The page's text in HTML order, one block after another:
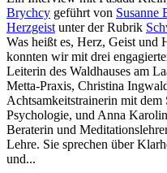
Brychcy geführt von Susanne
Herzgeist unter der Rubrik
Was heißt es, Herz, Geist und
konnten wir mit drei
Leiterin des Waldhauses am
Metta-Praxis, Christina
Achtsamkeitstrainerin mit
Psychologie, und Anna
Beraterin und
Lehre. Sie sprechen über
und...